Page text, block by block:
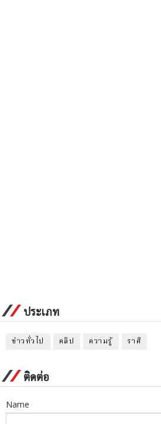
ประเภท
ข่าวทั่วไป คลิป ความรู้ ราศี
ติดต่อ
Name